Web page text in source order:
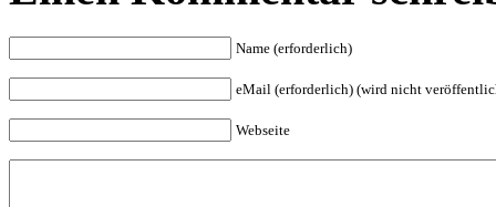
Name (erforderlich)
eMail (erforderlich) (wird nicht
Webseite